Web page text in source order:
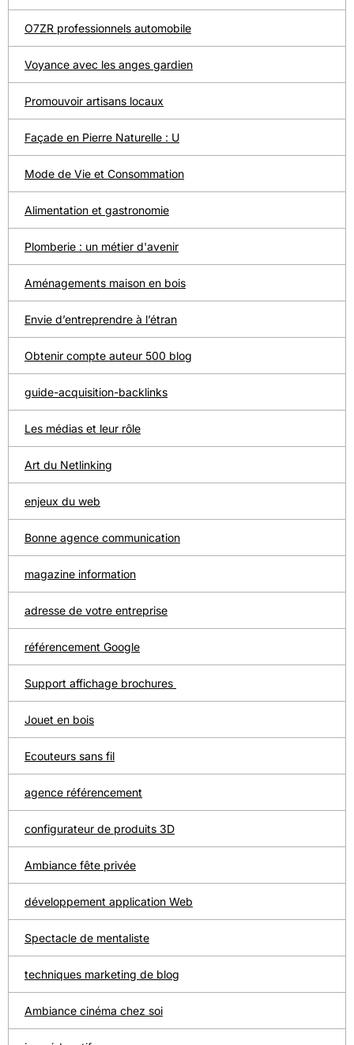
O7ZR professionnels automobile
Voyance avec les anges gardien
Promouvoir artisans locaux
Façade en Pierre Naturelle : U
Mode de Vie et Consommation
Alimentation et gastronomie
Plomberie : un métier d'avenir
Aménagements maison en bois
Envie d’entreprendre à l’étran
Obtenir compte auteur 500 blog
guide-acquisition-backlinks
Les médias et leur rôle
Art du Netlinking
enjeux du web
Bonne agence communication
magazine information
adresse de votre entreprise
référencement Google
Support affichage brochures
Jouet en bois
Ecouteurs sans fil
agence référencement
configurateur de produits 3D
Ambiance fête privée
développement application Web
Spectacle de mentaliste
techniques marketing de blog
Ambiance cinéma chez soi